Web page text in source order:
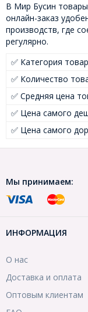
В Мир Бусин
онлайн-заказ
производств, где
регулярно.
✅ Категория
✅ Количество
✅ Средняя цена
✅ Цена самого
✅ Цена самого
Мы принимаем:
ИНФОРМАЦИЯ
О нас
Доставка и оплата
Оптовым клиентам